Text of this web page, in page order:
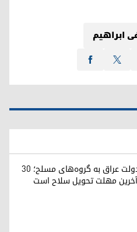
ابراهیم
هشدار دولت عراق به گروه‌های مسلح؛ ۳۰
آخرین مهلت تحویل سلاح است